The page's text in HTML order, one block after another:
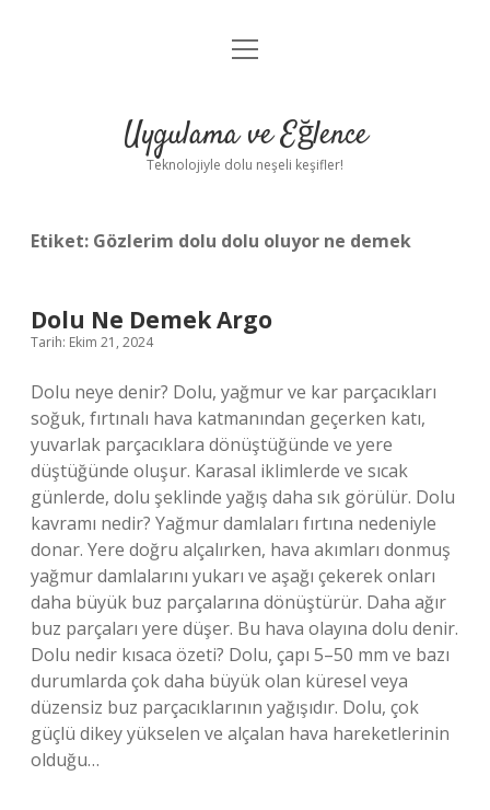
Anasayfa
Yasal Uyarı
menüyü
Uygulama ve Eğlence
Teknolojiyle dolu neşeli keşifler!
Etiket: Gözlerim dolu dolu oluyor ne demek
Dolu Ne Demek Argo
Tarih: Ekim 21, 2024
Dolu neye denir? Dolu, yağmur ve kar parçacıkları
soğuk, fırtınalı hava katmanından geçerken katı,
yuvarlak parçacıklara dönüştüğünde ve yere
düştüğünde oluşur. Karasal iklimlerde ve sıcak
günlerde, dolu şeklinde yağış daha sık görülür. Dolu
kavramı nedir? Yağmur damlaları fırtına nedeniyle
donar. Yere doğru alçalırken, hava akımları donmuş
yağmur damlalarını yukarı ve aşağı çekerek onları
daha büyük buz parçalarına dönüştürür. Daha ağır
buz parçaları yere düşer. Bu hava olayına dolu denir.
Dolu nedir kısaca özeti? Dolu, çapı 5–50 mm ve bazı
durumlarda çok daha büyük olan küresel veya
düzensiz buz parçacıklarının yağışıdır. Dolu, çok
güçlü dikey yükselen ve alçalan hava hareketlerinin
olduğu…